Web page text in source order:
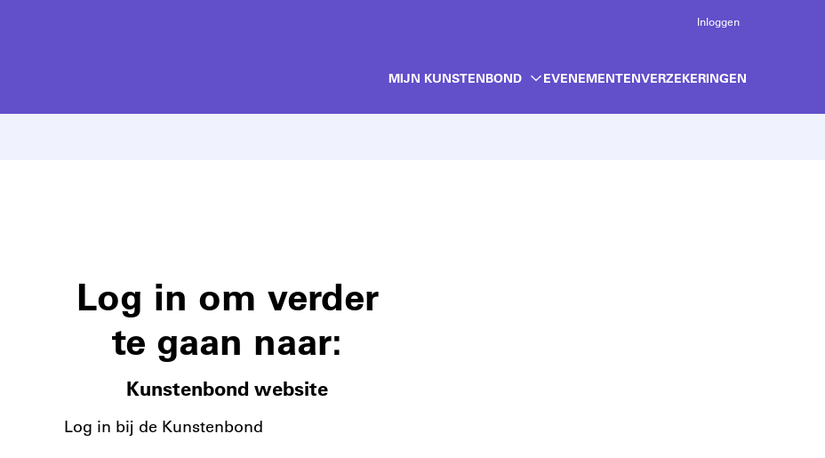
Inloggen
MIJN KUNSTENBOND EVENEMENTENVERZEKERINGEN
Log in om verder
te gaan naar:
Kunstenbond website
Log in bij de Kunstenbond